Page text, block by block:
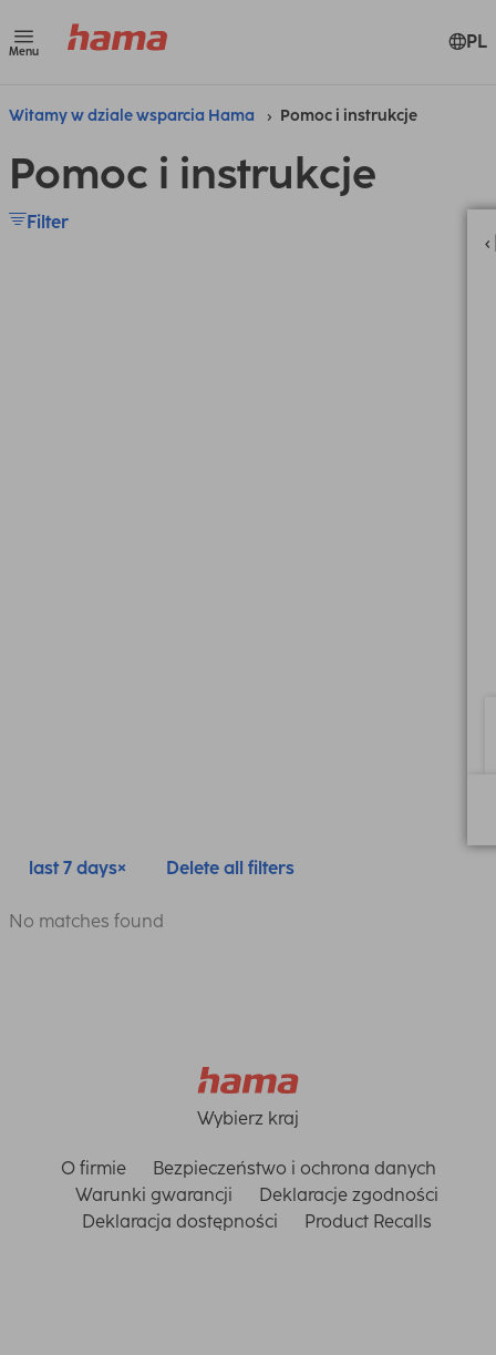
Menu PL
Witamy w dziale wsparcia Hama Pomoc i instrukcje
Pomoc i instrukcje
Filter
last 7 days Delete all filters
No matches found
Wybierz kraj
O firmie
Bezpieczeństwo i ochrona danych
Warunki gwarancji
Deklaracje zgodności
Deklaracja dostępności
Product Recalls